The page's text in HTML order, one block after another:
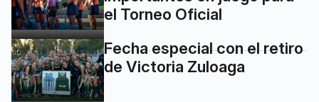
el Torneo Oficial
Fecha especial con el retiro
de Victoria Zuloaga